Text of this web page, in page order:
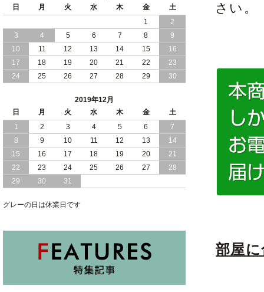
さい。
部屋
日
月 火 水 木 金
土
1
2
3
4 5 6 7 8
9
10
11 12 13 14 15
16
17
18 19 20 21 22
23
24
25 26 27 28 29 30
2019年12月
日
月 火 水 木 金
土
1
2 3 4 5 6
7
8
9 10 11 12 13
14
15
16 17 18 19 20
21
22
23 24 25 26 27
28
29
30 31
グレーの日は休業日です